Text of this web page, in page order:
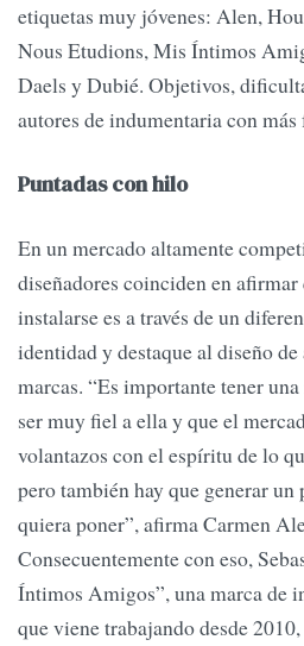
etiquetas muy jóvenes: Alen,
Nous Etudions, Mis Íntimos
Daels y Dubié. Objetivos,
autores de indumentaria con
Puntadas con hilo
En un mercado altamente
diseñadores coinciden en
instalarse es a través de un
identidad y destaque al diseño
marcas. “Es importante tener
ser muy fiel a ella y que el
volantazos con el espíritu de lo
pero también hay que generar un
quiera poner”, afirma Carmen
Consecuentemente con eso,
Íntimos Amigos”, una marca de
que viene trabajando desde